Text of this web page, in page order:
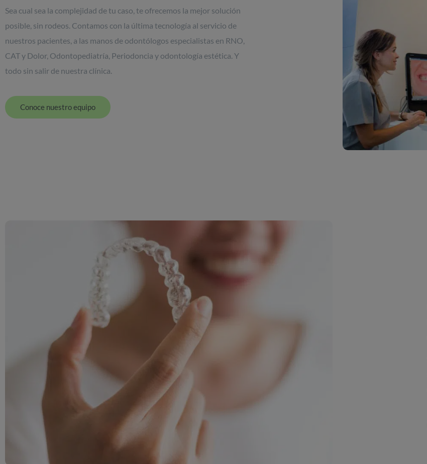
Sea cual sea la complejidad de tu caso, te ofrecemos la mejor solución
posible, sin rodeos. Contamos con la última tecnología al servicio de
nuestros pacientes, a las manos de odontólogos especialistas en RNO,
CAT y Dolor, Odontopediatría, Periodoncia y odontología estética. Y
todo sin salir de nuestra clínica.
Conoce nuestro equipo